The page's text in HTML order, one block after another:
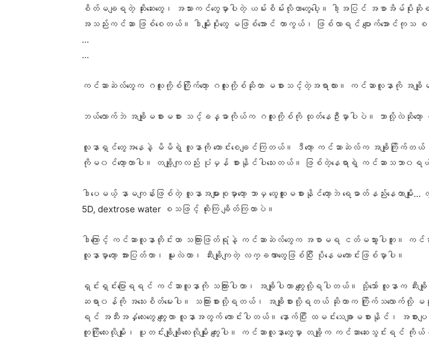
စိတ်မချရတဲ့ ဆိုးဆေးတွေ၊ အသားကင်တွေမှာပါတဲ့ ယမ်းစိမ်းလိုဟာတွေပေါ့။ ဒါ့အပြင် အစာ
အသည်းကင်ဆာ ဖြစ်စေတယ်။ ဒါမျိုးပိုးတွေ မဖြစ်အောင် ကာကွယ်၊ ဖြစ်လာရင် ပျောက်အောင်ကုသ စ
…
…
ကင်ဆာဆဲလ်တွေက ဂလူးကို့စ်ကြိုက်တော့ ဂလူးကို့စ်ဆိုတာ မစားသင့်တဲ့အရာလား။ ကင်ဆာလူနာကို အချိုမကျွေ
ဘယ်လောက်ဘဲ အချိုမစားမစား သင့်ခန္ဓာကိုယ်က ဂလူးကို့စ်ကို ထုတ်နေဦးမှာပါပဲ။ ဘာလို့လဲ
လူနာရှင်တွေအနေနဲ့ မိမိရဲ့ လူနာကို ကောင်းစေချင်ကြတယ်။ ဒီတော့ ကင်ဆာဆဲလ်က အချိုကြိုက်တ
ကိုမ၀င်တော့တာပါ။ တချို့ကျလည်း ပုံမှန် စားနိုင်ပါသေးတယ်။ ဖြစ်တဲ့နေရာရဲ့ ကင်ဆာသဘာ၀ရယ်၊ အူ
ဒါပေမယ့် နာမကျန်းဖြစ်တဲ့ လူနာအများစုမှာတော့ ဘာမှ ထွေထူးမစားနိုင်တော့ဘဲ ရေဓာတ်နည်းနေတ
5D, dextrose water စသဖြင့် ထိုးကြ ချိတ်ကြတာပဲ။
ဒါကြောင့် ကင်ဆာလူနာတိုင်းဟာ သကြားဖြတ်ရုံနဲ့ ကင်ဆာဆဲလ်တွေက အစာမရ ငတ်မသွားပါဘူး။ က
လူနာမှာတော့ အားပြတ်တာ၊ မူးလဲတာ၊ ဆီးချိုကျတဲ့ လက္ခဏာတွေဖြစ်ပြီး ပိုနေမကောင်းဖြစ်မှာပါ။
ရှင်းရှင်းပြောရရင် ကင်ဆာလူနာကို သကြားပါတာ၊ အချိုပါတာ ကျွေးလို့ရပါတယ်။ သို့သော် လူနာက
ဆရာ၀န်ကို အသေးစိတ်မေးပါ။ သကြားစားလို့ရတယ်၊ အချိုစားလို့ရတယ် ဆိုတာက ကြိုက်သလောက်လို့ မ
ရင် အသီးအနှံလေးတွေ ကျွေးတာ လူနာအတွက် ကောင်းပါတယ်။ နောက်ပြီး ထမင်းသေချာမစားနိုင်၊ အ
ကူကြိုလေးလိုမျိုး၊ ပူတင်းချိုချိုလေးလိုမျိုး ကျွေးပါ။ ကင်ဆာလူနာတွေမှာ တချို့က ကင်ဆာဆေးသွင်းရင် ကိုယ်ခံအာ